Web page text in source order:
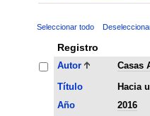
Seleccionar todo
Registro
Autor
Casas
Título
Hacia
Año
2016